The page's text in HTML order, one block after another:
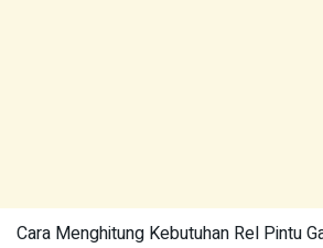
Cara Menghitung Kebutuhan Rel Pintu